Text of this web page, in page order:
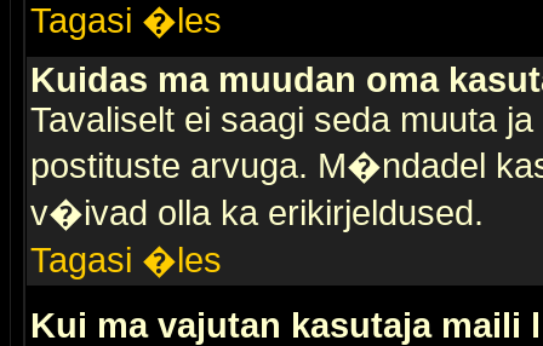
Tagasi �les
Kuidas ma muudan oma
Tavaliselt ei saagi seda muuta
postituste arvuga. M�ndadel
v�ivad olla ka erikirjeldused.
Tagasi �les
Kui ma vajutan kasutaja